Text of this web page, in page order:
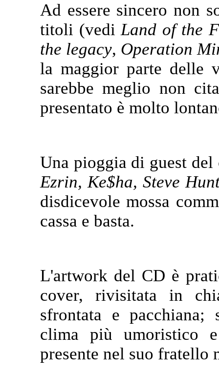
Ad essere sincero non
titoli (vediLand of the
the legacy, Operation
la maggior parte delle
sarebbe meglio non
presentato è molto
Una pioggia di guest
Ezrin, Ke$ha, Steve
disdicevole mossa
cassa e basta.
L'artwork del CD è
cover, rivisitata in
sfrontata e pacchiana;
clima più umoristico
presente nel suo fratello